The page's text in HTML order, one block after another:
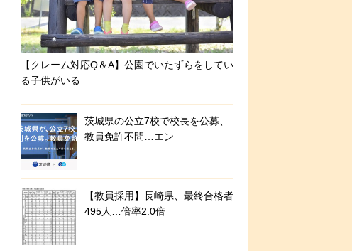
【クレーム対応Q＆A】公園でいたずらをしてい
る子供がいる
茨城県の公立7校で校長を公募、
教員免許不問…エン
【教員採用】長崎県、最終合格者
495人…倍率2.0倍